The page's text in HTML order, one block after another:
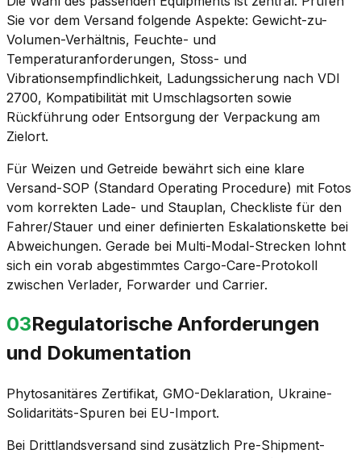
Sie vor dem Versand folgende Aspekte: Gewicht-zu-
Volumen-Verhältnis, Feuchte- und
Temperaturanforderungen, Stoss- und
Vibrationsempfindlichkeit, Ladungssicherung nach VDI
2700, Kompatibilität mit Umschlagsorten sowie
Rückführung oder Entsorgung der Verpackung am
Zielort.
Für Weizen und Getreide bewährt sich eine klare
Versand-SOP (Standard Operating Procedure) mit Fotos
vom korrekten Lade- und Stauplan, Checkliste für den
Fahrer/Stauer und einer definierten Eskalationskette bei
Abweichungen. Gerade bei Multi-Modal-Strecken lohnt
sich ein vorab abgestimmtes Cargo-Care-Protokoll
zwischen Verlader, Forwarder und Carrier.
03Regulatorische Anforderungen
und Dokumentation
Phytosanitäres Zertifikat, GMO-Deklaration, Ukraine-
Solidaritäts-Spuren bei EU-Import.
Bei Drittlandsversand sind zusätzlich Pre-Shipment-